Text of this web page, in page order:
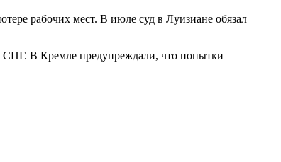
рабочих мест. В июле суд в Луизиане обязал
СПГ. В Кремле предупреждали, что попытки